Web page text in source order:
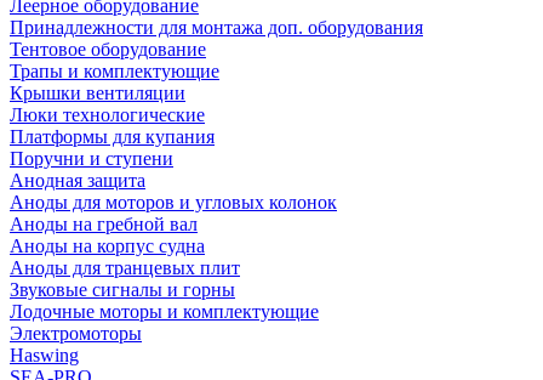
Леерное оборудование
Принадлежности для монтажа доп. оборудования
Тентовое оборудование
Трапы и комплектующие
Крышки вентиляции
Люки технологические
Платформы для купания
Поручни и ступени
Анодная защита
Аноды для моторов и угловых колонок
Аноды на гребной вал
Аноды на корпус судна
Аноды для транцевых плит
Звуковые сигналы и горны
Лодочные моторы и комплектующие
Электромоторы
Haswing